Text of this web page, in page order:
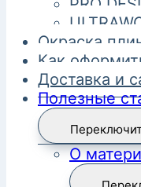
PRO
Окраска
Как
Доставка и
Полезные
О